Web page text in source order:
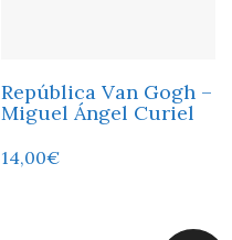
República Van Gogh –
Miguel Ángel Curiel
14,00€